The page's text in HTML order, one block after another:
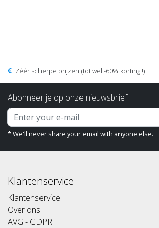
Zéér scherpe prijzen (tot wel -60% korting !)
Abonneer je op onze nieuwsbrief
* We'll never share your email with anyone else.
Klantenservice
Klantenservice
Over ons
AVG - GDPR